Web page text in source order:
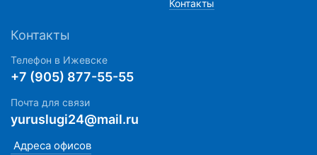
Контакты
Контакты
Телефон в Ижевске
+7 (905) 877-55-55
Почта для связи
yuruslugi24@mail.ru
Адреса офисов